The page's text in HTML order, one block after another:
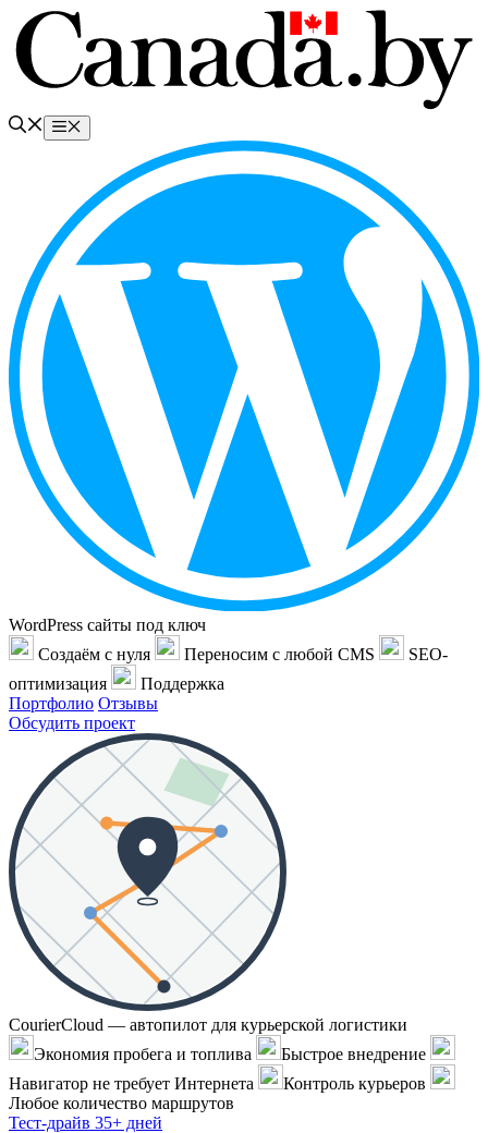
Перейти
содержимому
Меню
WordPress сайты под ключ
Создаём с нуля
Переносим с любой CMS
SEO-
оптимизация
Поддержка
Портфолио Отзывы
Обсудить проект
CourierCloud — автопилот для курьерской логистики
Экономия пробега и топлива
Быстрое внедрение
Навигатор не требует Интернета
Контроль курьеров
Любое количество маршрутов
Тест-драйв 35+ дней